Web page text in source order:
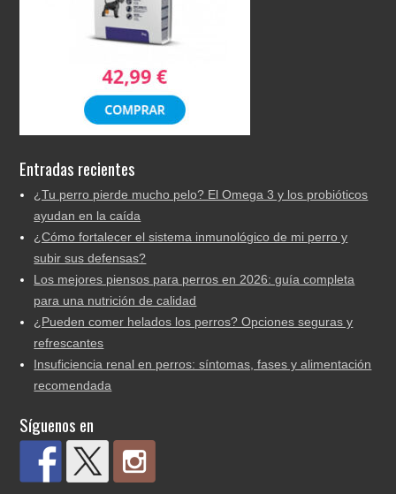
Entradas recientes
¿Tu perro pierde mucho pelo? El Omega 3 y los probióticos
ayudan en la caída
¿Cómo fortalecer el sistema inmunológico de mi perro y
subir sus defensas?
Los mejores piensos para perros en 2026: guía completa
para una nutrición de calidad
¿Pueden comer helados los perros? Opciones seguras y
refrescantes
Insuficiencia renal en perros: síntomas, fases y alimentación
recomendada
Síguenos en